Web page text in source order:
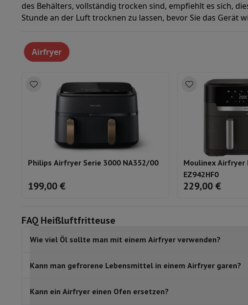
des Behälters, vollständig trocken sind, empfiehlt es sich,
Stunde an der Luft trocknen zu lassen, bevor Sie das Gerät
Airfryer
Philips Airfryer Serie 3000 NA352/00
199,00 €
Moulinex Airfryer
EZ942HF0
229,00 €
FAQ Heißluftfritteuse
Wie viel Öl sollte man mit einem Airfryer verwenden?
Kann man gefrorene Lebensmittel in einem Airfryer garen?
Kann ein Airfryer einen Ofen ersetzen?